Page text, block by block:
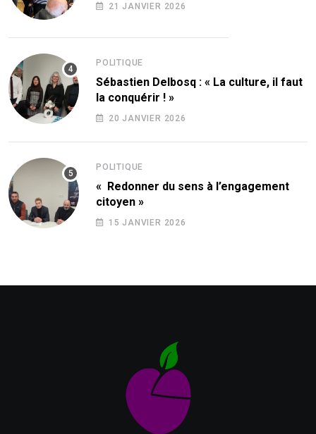
21 JANVIER 2026
POLITIQUE
Sébastien Delbosq : « La culture, il faut
la conquérir ! »
20 JANVIER 2026
POLITIQUE
« Redonner du sens à l’engagement
citoyen »
15 JANVIER 2026